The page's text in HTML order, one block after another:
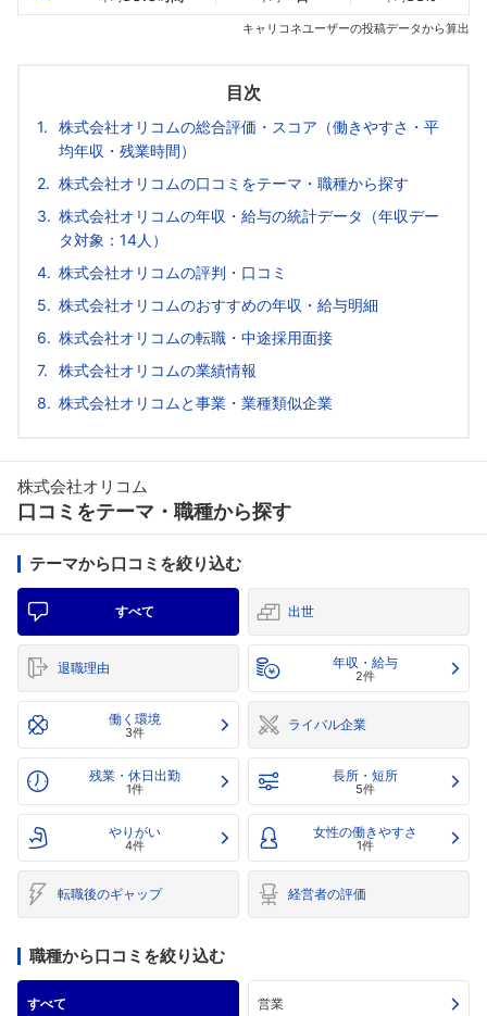
キャリコネユーザーの投稿データから算出
目次
株式会社オリコムの総合評価・スコア（働きやすさ・平
均年収・残業時間）
株式会社オリコムの口コミをテーマ・職種から探す
株式会社オリコムの年収・給与の統計データ（年収デー
タ対象：14人）
株式会社オリコムの評判・口コミ
株式会社オリコムのおすすめの年収・給与明細
株式会社オリコムの転職・中途採用面接
株式会社オリコムの業績情報
株式会社オリコムと事業・業種類似企業
株式会社オリコム
口コミをテーマ・職種から探す
テーマから口コミを絞り込む
すべて 出世
退職理由 年収・給与
2件
働く環境
3件 ライバル企業
残業・休日出勤
1件
長所・短所
5件
やりがい
4件
女性の働きやすさ
1件
転職後のギャップ 経営者の評価
職種から口コミを絞り込む
すべて 営業